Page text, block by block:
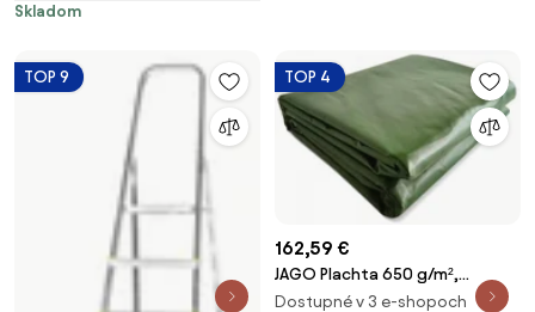
Skladom
TOP 9 TOP 4
162,59 €
JAGO Plachta 650 g/m²,
hliníkové oká, zelená, 5 x 6 m
Dostupné v 3 e-shopoch